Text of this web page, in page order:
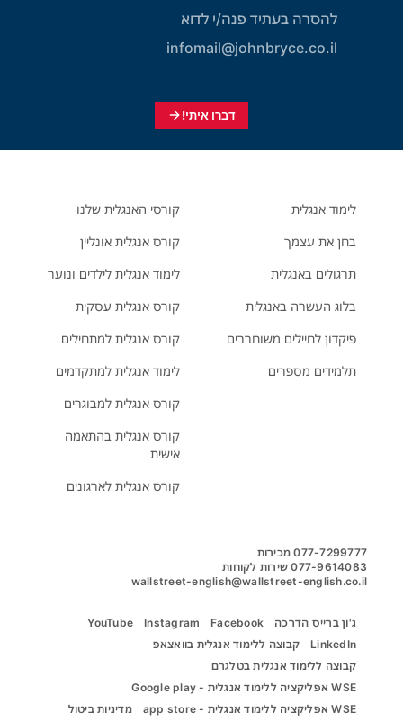
להסרה בעתיד פנה/י לדוא
infomail@johnbryce.co.il
דברו איתי!
לימוד אנגלית
בחן את עצמך
תרגולים באנגלית
בלוג העשרה באנגלית
פיקדון לחיילים משוחררים
תלמידים מספרים
קורסי האנגלית שלנו
קורס אנגלית אונליין
לימוד אנגלית לילדים ונוער
קורס אנגלית עסקית
קורס אנגלית למתחילים
לימוד אנגלית למתקדמים
קורס אנגלית למבוגרים
קורס אנגלית בהתאמה
אישית
קורס אנגלית לארגונים
077-7299777 מכירות
077-9614083 שירות לקוחות
wallstreet-english@wallstreet-english.co.il
ג'ון ברייס הדרכה Facebook
Instagram
YouTube
LinkedIn
קבוצה ללימוד אנגלית בוואצאפ
קבוצה ללימוד אנגלית בטלגרם
WSE אפליקציה ללימוד אנגלית - Google play
WSE אפליקציה ללימוד אנגלית - app store
מדיניות ביטול